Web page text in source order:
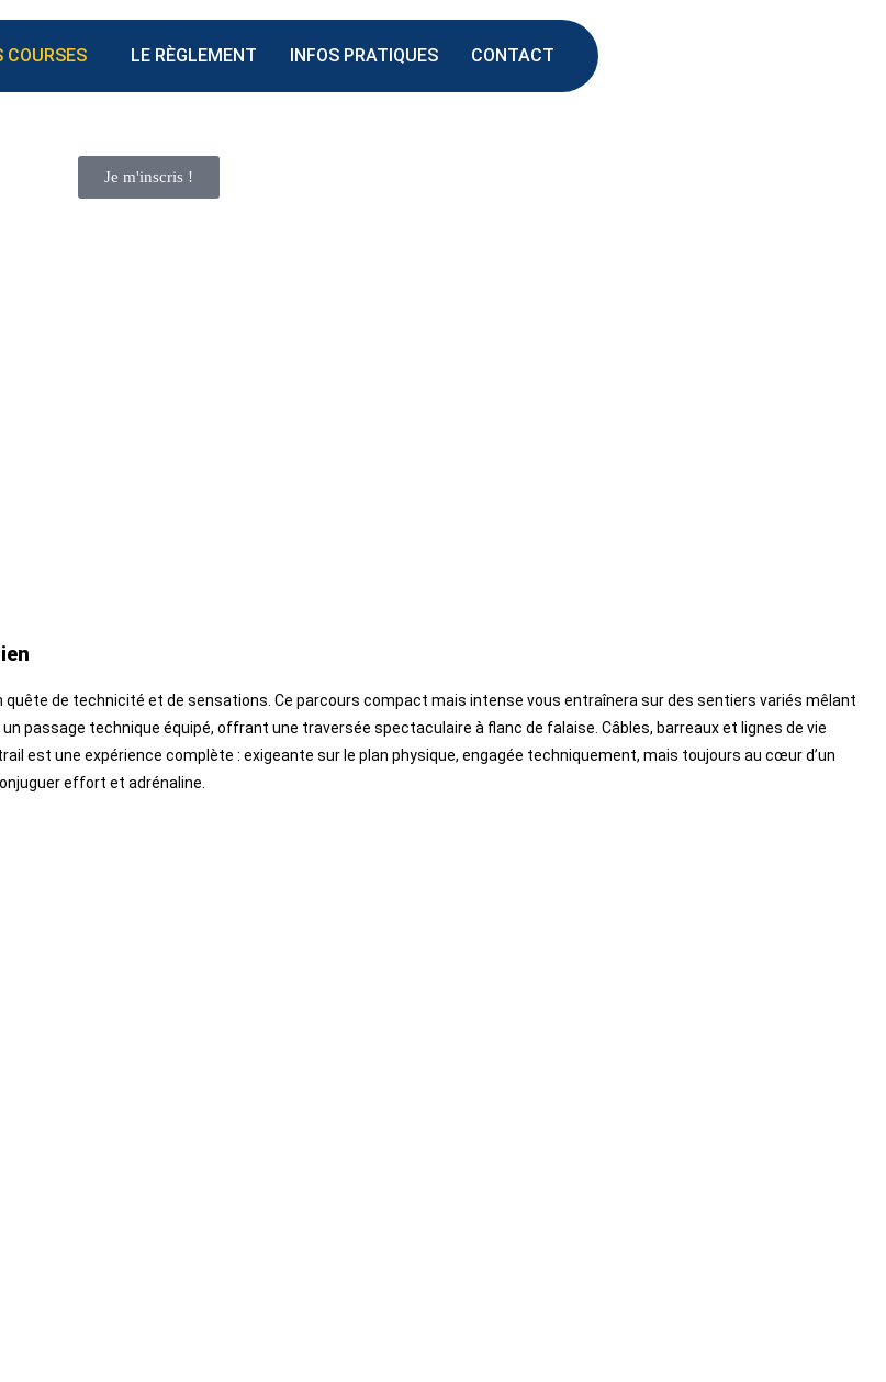
COURSES LE RÈGLEMENT INFOS PRATIQUES CONTACT
Je m'inscris !
quête de technicité et de sensations. Ce parcours compact mais intense vous entraînera sur des sentiers variés mêlant
passage technique équipé, offrant une traversée spectaculaire à flanc de falaise. Câbles, barreaux et lignes de vie
est une expérience complète : exigeante sur le plan physique, engagée techniquement, mais toujours au cœur d’un
effort et adrénaline.